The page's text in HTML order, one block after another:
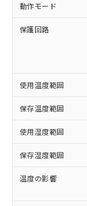
動作モード
保護回路
使用温度範囲
保存温度範囲
使用湿度範囲
保存湿度範囲
温度の影響
ご
以下の条
本
商
(
当
本
対応
非含有に
対応予
有に対
商品です。
対応予
非含有に
定はあ
調査・確
非含有
商品です。
非該当
害物質有
仕入先
※1 中
「○」：
基準値以
「×」：